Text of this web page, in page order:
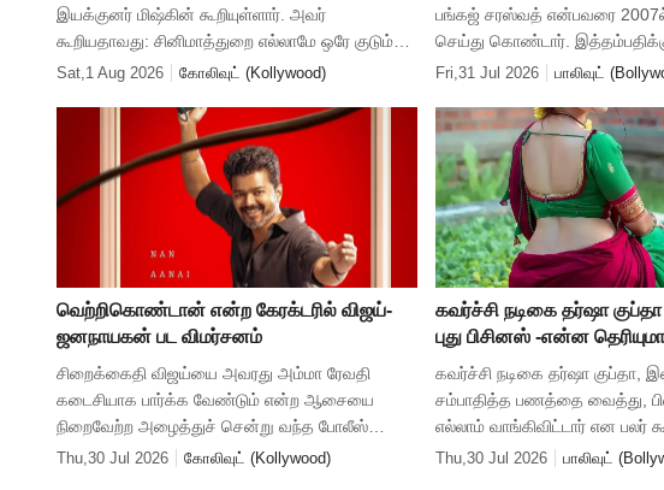
இயக்குனர் மிஷ்கின் கூறியுள்ளார். அவர்
கூறியதாவது: சினிமாத்துறை எல்லாமே ஒரே குடும்பம்
தான். என் பக்கத்தில் இருப்பவனுக்கு தான் விருது
Sat,1 Aug 2026 கோலிவுட் (Kollywood)
பங்கஜ் சரஸ்வத் என்பவரை
செய்து கொண்டார்.
ஆண்டுகளுக்குப்பின் 2015ல்
Fri,31 Jul 2026 பாலிவுட்
வெற்றிகொண்டான் என்ற கேரக்டரில் விஜய்-
ஜனநாயகன் பட விமர்சனம்
சிறைக்கைதி விஜய்யை அவரது அம்மா ரேவதி
கடைசியாக பார்க்க வேண்டும் என்ற ஆசையை
நிறைவேற்ற அழைத்துச் சென்று வந்த போலீஸ்
அதிகாரி கவுதம் வாசுதேவ் மேனன், திடீரென்று ஒரு
Thu,30 Jul 2026 கோலிவுட் (Kollywood)
கவர்ச்சி நடிகை தர்ஷா
புது பிசினஸ் -என்ன
கவர்ச்சி நடிகை தர்ஷா குப்தா,
சம்பாதித்த பணத்தை வைத்து,
எல்லாம் வாங்கிவிட்டார் என பலர்
தற்போது புதிய ஆப் செயலியை
Thu,30 Jul 2026 பாலிவுட்